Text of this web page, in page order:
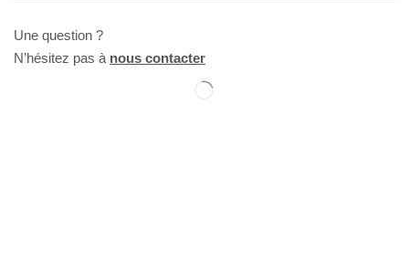
Une question ?
N’hésitez pas à nous contacter